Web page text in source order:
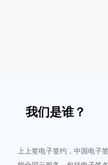
我们是谁？
上上签电子签约，中国电子